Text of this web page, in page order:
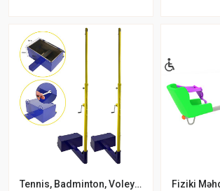
Tennis, Badminton, Voleybol Üçün Təkərli Voleybol Dirəkləri